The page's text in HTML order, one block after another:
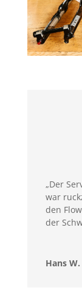
„Der
war
den
der
Hans W.